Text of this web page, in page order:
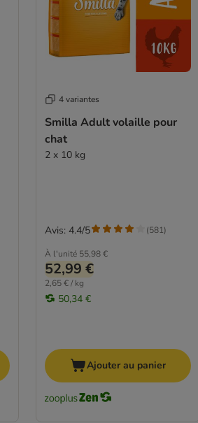
4 variantes
Smilla Adult volaille pour
chat
2 x 10 kg
À l'unité 55,98 €
52,99 €
2,65 € / kg
50,34 €
Avis: 4.4/5 (581)
Ajouter au panier